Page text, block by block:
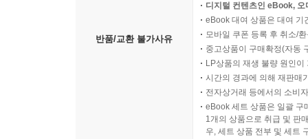
반품/교환 불가사유
디지털 컨텐츠인 eBook,
eBook 대여 상품은 대여 기
모바일 쿠폰 등록 후 취소/
중고상품이 구매확정(자동
LP상품의 재생 불량 원인
시간의 경과에 의해 재판매
전자상거래 등에서의 소비
eBook 세트 상품은 일괄 구
1개의 상품으로 취급 및 판
우, 세트 상품 전부 및 세트